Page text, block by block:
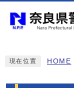
現在位置 HOME